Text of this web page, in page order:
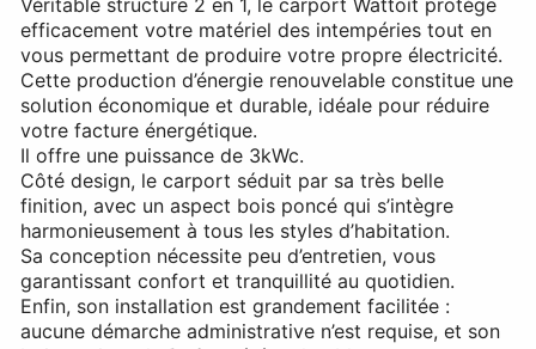
Véritable structure 2 en 1, le carport Wattoit protège
efficacement votre matériel des intempéries tout en
vous permettant de produire votre propre électricité.
Cette production d’énergie renouvelable constitue une
solution économique et durable, idéale pour réduire
votre facture énergétique.
Il offre une puissance de 3kWc.
Côté design, le carport séduit par sa très belle
finition, avec un aspect bois poncé qui s’intègre
harmonieusement à tous les styles d’habitation.
Sa conception nécessite peu d’entretien, vous
garantissant confort et tranquillité au quotidien.
Enfin, son installation est grandement facilitée :
aucune démarche administrative n’est requise, et son